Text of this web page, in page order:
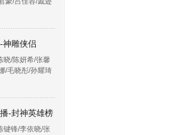
神雕侠侣
晓/陈妍希/张馨
/毛晓彤/孙耀琦
-封神英雄榜
键锋/李依晓/张